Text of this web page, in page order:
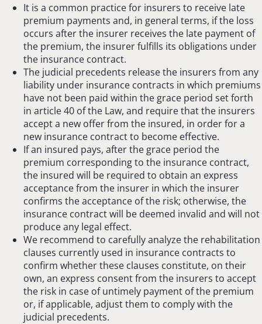
It is a common practice for insurers to receive late
premium payments and, in general terms, if the loss
occurs after the insurer receives the late payment of
the premium, the insurer fulfills its obligations under
the insurance contract.
The judicial precedents release the insurers from any
liability under insurance contracts in which premiums
have not been paid within the grace period set forth
in article 40 of the Law, and require that the insurers
accept a new offer from the insured, in order for a
new insurance contract to become effective.
If an insured pays, after the grace period the
premium corresponding to the insurance contract,
the insured will be required to obtain an express
acceptance from the insurer in which the insurer
confirms the acceptance of the risk; otherwise, the
insurance contract will be deemed invalid and will not
produce any legal effect.
We recommend to carefully analyze the rehabilitation
clauses currently used in insurance contracts to
confirm whether these clauses constitute, on their
own, an express consent from the insurers to accept
the risk in case of untimely payment of the premium
or, if applicable, adjust them to comply with the
judicial precedents.